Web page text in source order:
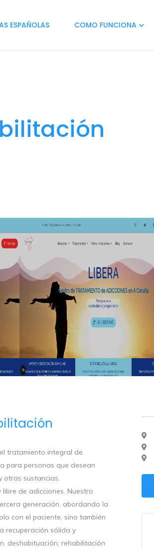
ESPAÑOLAS COMO FUNCIONA
tratamiento integral de
para personas que desean
otras sustancias,
de adicciones. Nuestro
generación, abordando la
con el paciente, sino también
recuperación sólida y
deshabituación, rehabilitación